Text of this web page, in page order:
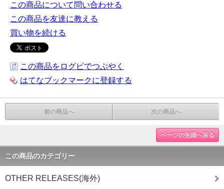
この商品について問い合わせる
この商品を友達に教える
買い物を続ける
この商品をログピでつぶやく
はてなブックマークに登録する
前の商品へ 次の商品へ
ページの先頭へ戻る
この商品のカテゴリー
OTHER RELEASES(海外)